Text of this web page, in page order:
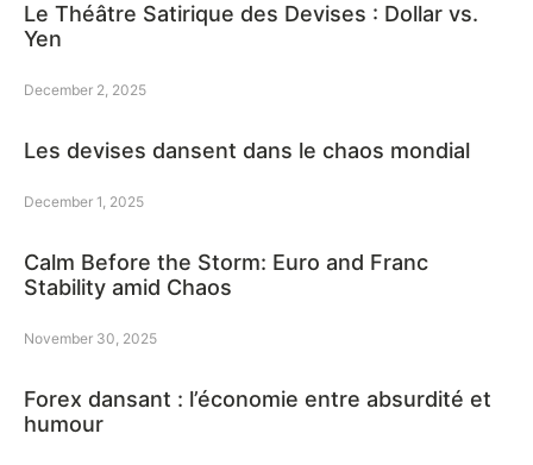
Le Théâtre Satirique des Devises : Dollar vs.
Yen
December 2, 2025
Les devises dansent dans le chaos mondial
December 1, 2025
Calm Before the Storm: Euro and Franc
Stability amid Chaos
November 30, 2025
Forex dansant : l’économie entre absurdité et
humour